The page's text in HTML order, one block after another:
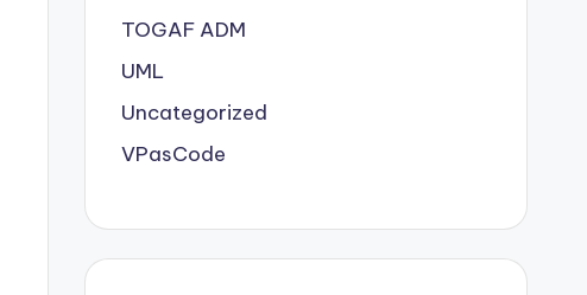
TOGAF ADM
UML
Uncategorized
VPasCode